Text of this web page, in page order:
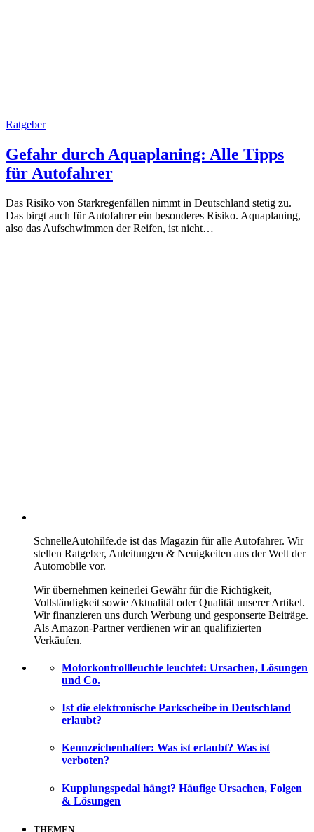
Ratgeber
Gefahr durch Aquaplaning: Alle Tipps
für Autofahrer
Das Risiko von Starkregenfällen nimmt in Deutschland stetig zu.
Das birgt auch für Autofahrer ein besonderes Risiko. Aquaplaning,
also das Aufschwimmen der Reifen, ist nicht…
SchnelleAutohilfe.de ist das Magazin für alle Autofahrer. Wir
stellen Ratgeber, Anleitungen & Neuigkeiten aus der Welt der
Automobile vor.
Wir übernehmen keinerlei Gewähr für die Richtigkeit,
Vollständigkeit sowie Aktualität oder Qualität unserer Artikel.
Wir finanzieren uns durch Werbung und gesponserte Beiträge.
Als Amazon-Partner verdienen wir an qualifizierten
Verkäufen.
Motorkontrollleuchte leuchtet: Ursachen, Lösungen
und Co.
Ist die elektronische Parkscheibe in Deutschland
erlaubt?
Kennzeichenhalter: Was ist erlaubt? Was ist
verboten?
Kupplungspedal hängt? Häufige Ursachen, Folgen
& Lösungen
THEMEN